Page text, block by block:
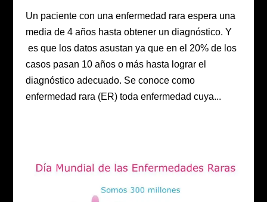
Un paciente con una enfermedad rara espera una
media de 4 años hasta obtener un diagnóstico. Y
es que los datos asustan ya que en el 20% de los
casos pasan 10 años o más hasta lograr el
diagnóstico adecuado. Se conoce como
enfermedad rara (ER) toda enfermedad cuya...